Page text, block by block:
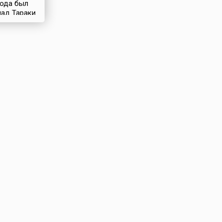
был
Тараки